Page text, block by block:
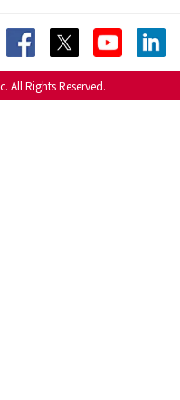
All Rights Reserved.